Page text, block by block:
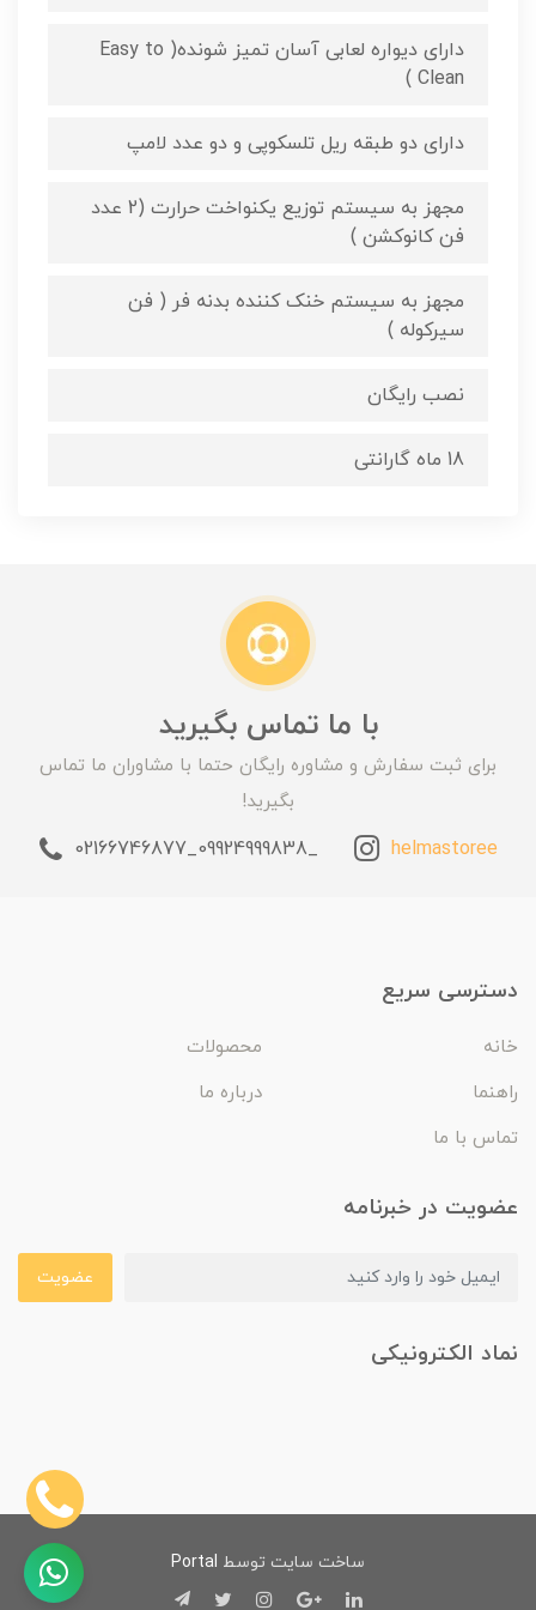
دارای دیواره لعابی آسان تمیز شونده( Easy to
Clean )
دارای دو طبقه ریل تلسکوپی و دو عدد لامپ
مجهز به سیستم توزیع یکنواخت حرارت (2 عدد
فن کانوکشن )
مجهز به سیستم خنک کننده بدنه فر ( فن
سیرکوله )
نصب رایگان
18 ماه گارانتی
با ما تماس بگیرید
برای ثبت سفارش و مشاوره رایگان حتما با مشاوران ما تماس
بگیرید!
helmastoree
_09924999838_02166746877
دسترسی سریع
خانه
محصولات
راهنما
درباره ما
تماس با ما
عضویت در خبرنامه
عضویت
نماد الکترونیکی
ساخت سایت توسط Portal